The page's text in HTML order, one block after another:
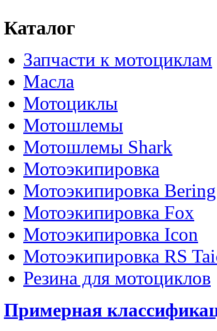
Каталог
Запчасти к мотоциклам
Масла
Мотоциклы
Мотошлемы
Мотошлемы Shark
Мотоэкипировка
Мотоэкипировка Bering
Мотоэкипировка Fox
Мотоэкипировка Icon
Мотоэкипировка RS
Резина для мотоциклов
Примерная